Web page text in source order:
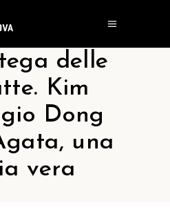
delle
Kim
Dong
una
vera